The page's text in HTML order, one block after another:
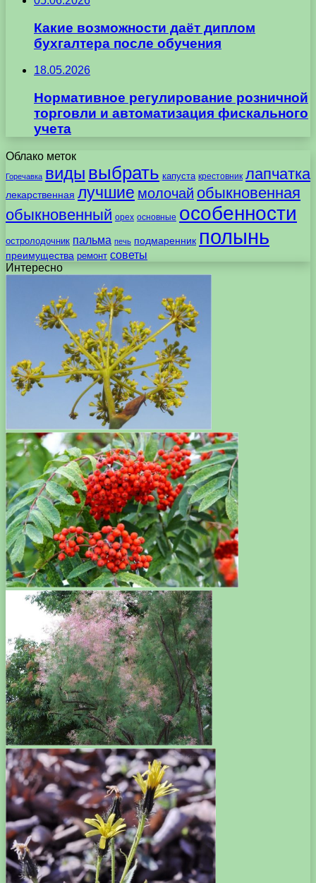
Какие возможности даёт диплом
бухгалтера после обучения
18.05.2026
Нормативное регулирование розничной
торговли и автоматизация фискального
учета
Облако меток
Горечавка виды выбрать капуста крестовник лапчатка
лекарственная лучшие молочай обыкновенная
обыкновенный орех основные особенности
остролодочник пальма печь подмаренник полынь
преимущества ремонт советы
Интересно